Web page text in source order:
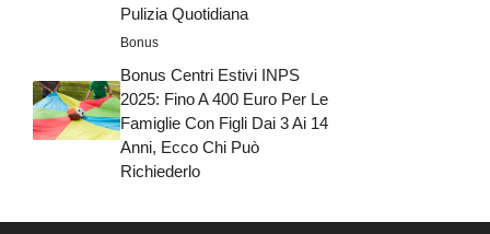
Pulizia Quotidiana
Bonus
Bonus Centri Estivi INPS
2025: Fino A 400 Euro Per Le
Famiglie Con Figli Dai 3 Ai 14
Anni, Ecco Chi Può
Richiederlo